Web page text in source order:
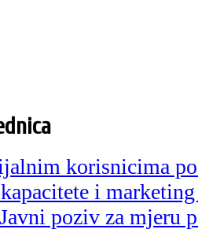
korisnicima
i
poziv za mjeru